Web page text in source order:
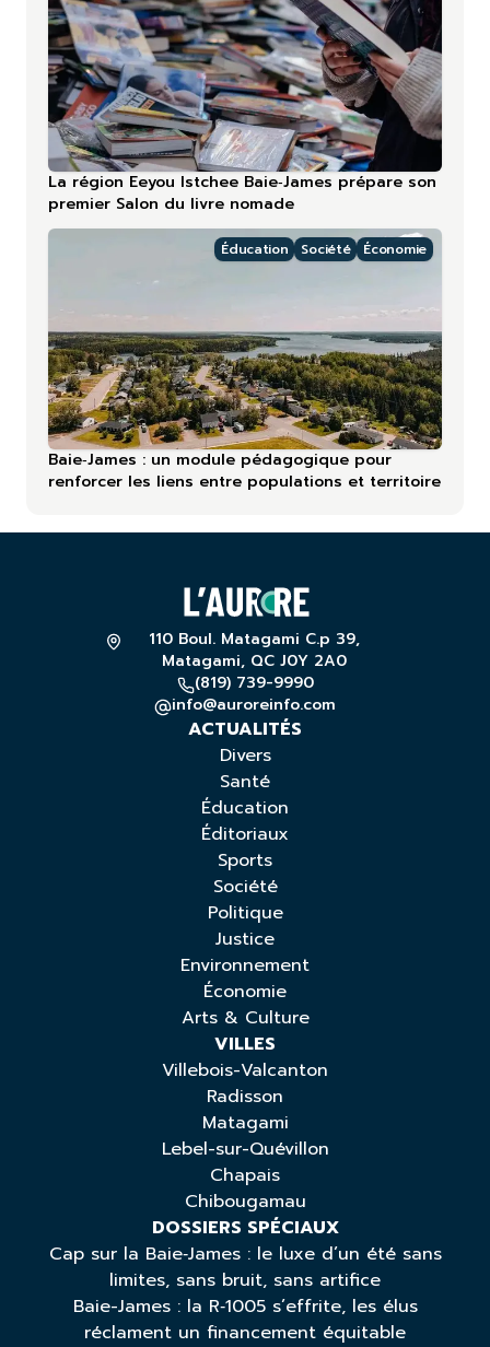
La région Eeyou Istchee Baie‑James prépare son
premier Salon du livre nomade
Éducation Société Économie
Baie‑James : un module pédagogique pour
renforcer les liens entre populations et territoire
110 Boul. Matagami C.p 39,
Matagami, QC J0Y 2A0
(819) 739-9990
info@auroreinfo.com
ACTUALITÉS
Divers
Santé
Éducation
Éditoriaux
Sports
Société
Politique
Justice
Environnement
Économie
Arts & Culture
VILLES
Villebois-Valcanton
Radisson
Matagami
Lebel-sur-Quévillon
Chapais
Chibougamau
DOSSIERS SPÉCIAUX
Cap sur la Baie‑James : le luxe d’un été sans
limites, sans bruit, sans artifice
Baie-James : la R‑1005 s’effrite, les élus
réclament un financement équitable